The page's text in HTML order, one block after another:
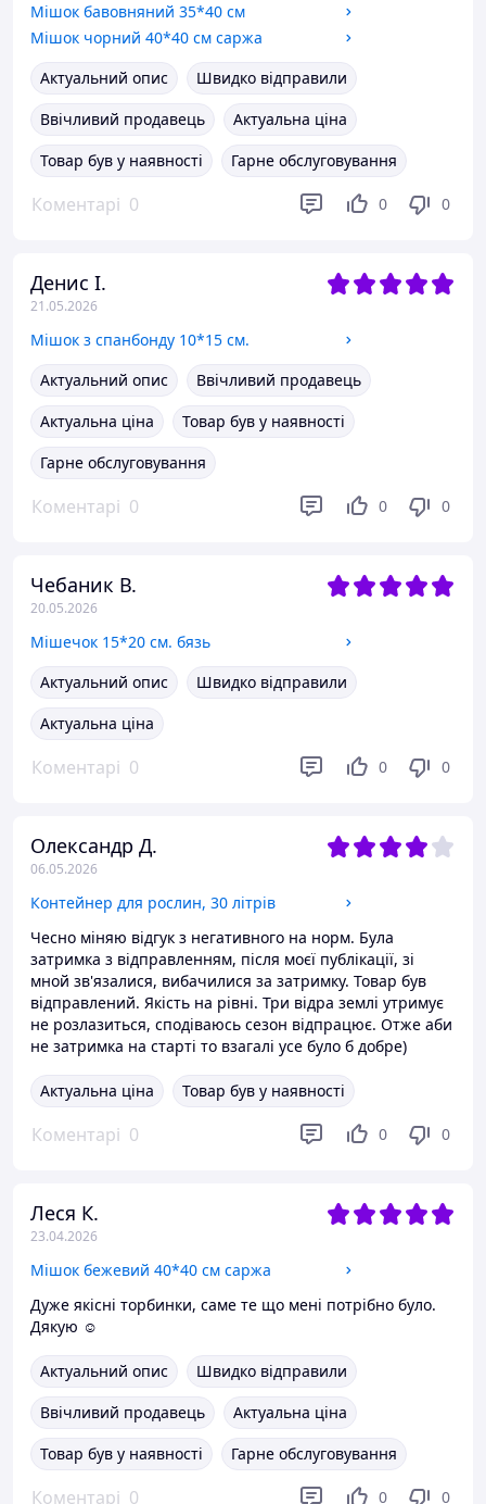
Мішок бавовняний 35*40 см
Мішок чорний 40*40 см саржа
Актуальний опис
Швидко відправили
Ввічливий продавець
Актуальна ціна
Товар був у наявності
Гарне обслуговування
Коментарі 0 0 0
Денис І.
21.05.2026
Мішок з спанбонду 10*15 см.
Актуальний опис
Ввічливий продавець
Актуальна ціна
Товар був у наявності
Гарне обслуговування
Коментарі 0 0 0
Чебаник В.
20.05.2026
Мішечок 15*20 см. бязь
Актуальний опис
Швидко відправили
Актуальна ціна
Коментарі 0 0 0
Олександр Д.
06.05.2026
Контейнер для рослин, 30 літрів
Чесно міняю відгук з негативного на норм. Була
затримка з відправленням, після моєї публікації, зі
мной зв'язалися, вибачилися за затримку. Товар був
відправлений. Якість на рівні. Три відра землі утримує
не розлазиться, сподіваюсь сезон відпрацює. Отже аби
не затримка на старті то взагалі усе було б добре)
Актуальна ціна Товар був у наявності
Коментарі 0 0 0
Леся К.
23.04.2026
Мішок бежевий 40*40 см саржа
Дуже якісні торбинки, саме те що мені потрібно було.
Дякую ☺️
Актуальний опис
Швидко відправили
Ввічливий продавець
Актуальна ціна
Товар був у наявності
Гарне обслуговування
Коментарі 0 0 0